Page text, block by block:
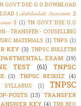
GOVT DSE G.O DOWNLOAD
| பள்ளிக்கல்வி அரசாணை 2
3 (1) TN GOVT DSE G.O
- TRANSFER - COUSELLING
MATERIALS (1) TNPS (1)
KEY (3) TNPSC BULLETIN
EXAM (19)
TEST (61)
TNPSC
(3) TNPSC RESULT (4)
SYLLABUS (1)
TNPSC
POSTS (13) TRANSFER
KEY (4) TRB BEO